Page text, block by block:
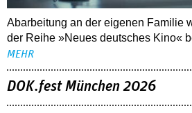
Abarbeitung an der eigenen Familie
der Reihe »Neues deutsches Kino«
MEHR
DOK.fest München 2026